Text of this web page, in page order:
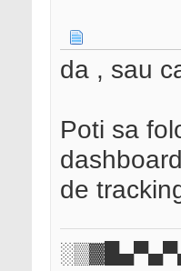
da , sau
Poti sa
de